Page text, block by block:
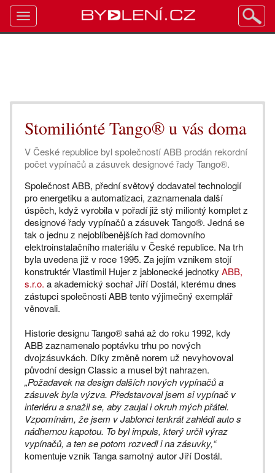
Stomiliónté Tango® u vás doma
V České republice byl společností ABB prodán rekordní
počet vypínačů a zásuvek designové řady Tango®.
Společnost ABB, přední světový dodavatel technologií
pro energetiku a automatizaci, zaznamenala další
úspěch, když vyrobila v pořadí již stý miliontý komplet z
designové řady vypínačů a zásuvek Tango®. Jedná se
tak o jednu z nejoblíbenějších řad domovního
elektroinstalačního materiálu v České republice. Na trh
byla uvedena již v roce 1995. Za jejím vznikem stojí
konstruktér Vlastimil Hujer z jablonecké jednotky ABB,
s.r.o. a akademický sochař Jiří Dostál, kterému dnes
zástupci společnosti ABB tento výjimečný exemplář
věnovali.
Historie designu Tango® sahá až do roku 1992, kdy
ABB zaznamenalo poptávku trhu po nových
dvojzásuvkách. Díky změně norem už nevyhovoval
původní design Classic a musel být nahrazen.
„Požadavek na design dalších nových vypínačů a
zásuvek byla výzva. Představoval jsem si vypínač v
interiéru a snažil se, aby zaujal i okruh mých přátel.
Vzpomínám, že jsem v Jablonci tenkrát zahlédl auto s
nádhernou kapotou. To byl impuls, který určil výraz
vypínačů, a ten se potom rozvedl i na zásuvky,“
komentuje vznik Tanga samotný autor Jiří Dostál.
Toggle
navigation